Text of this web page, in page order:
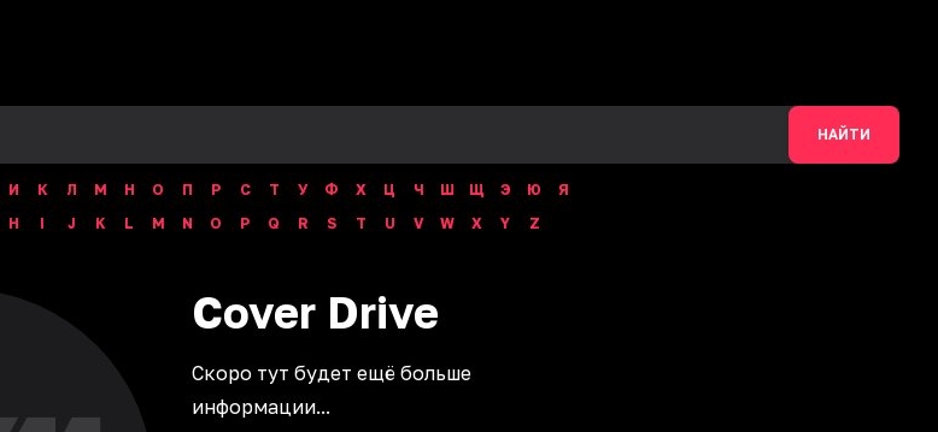
НАЙТИ
И К Л М Н О П Р С Т У Ф Х Ц Ч Ш Щ Э Ю
Я
H I J K L M N O P Q R S T U V W X Y Z
Cover Drive
Скоро тут будет ещё больше
информации...